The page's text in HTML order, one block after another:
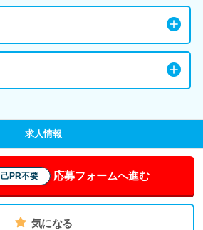
求人情報
PR不要 応募フォームへ進む
気になる